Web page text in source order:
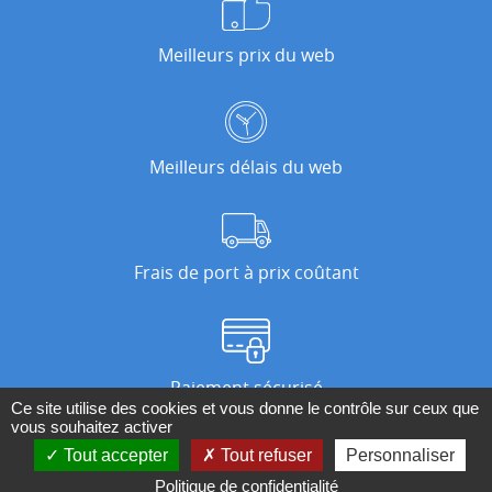
Meilleurs prix du web
Meilleurs délais du web
Frais de port à prix coûtant
Paiement sécurisé
Nos magasins
Ce site utilise des cookies et vous donne le contrôle sur ceux que
vous souhaitez activer
Tout accepter
Tout refuser
Personnaliser
Politique de confidentialité